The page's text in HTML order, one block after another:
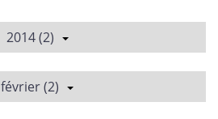
2014 (2)
février (2)